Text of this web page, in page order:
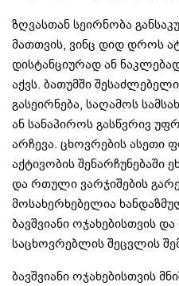
ზღვასთან სეირნობა
მათთვის, ვინც დიდ დროს
დისტანციურად ან
აქვს. ბათუმში
გასეირნება, საღამოს
ან სანაპიროს გასწვრივ
არჩევა. ცხოვრების ასეთი
აქტივობის შენარჩუნებაში
და რთული ვარჯიშების
მოსახერხებელია
ბავშვიანი ოჯახებისთვის
საცხოვრებლის შეცვლის
ბავშვიანი ოჯახებისთვის